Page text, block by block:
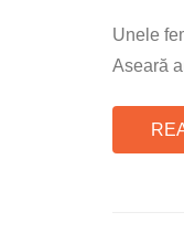
Unele
Aseară